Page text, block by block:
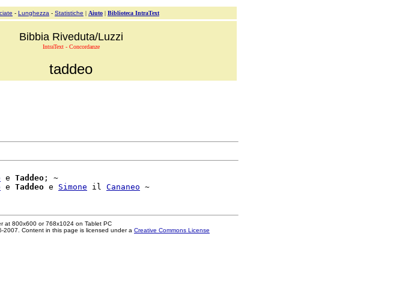
- Lunghezza - Statistiche | Aiuto | Biblioteca IntraText
Bibbia Riveduta/Luzzi
IntraText - Concordanze
taddeo
e Taddeo ; ~
e Taddeo e Simone il Cananeo
at 800x600 or 768x1024 on Tablet PC
2007. Content in this page is licensed under a Creative Commons License